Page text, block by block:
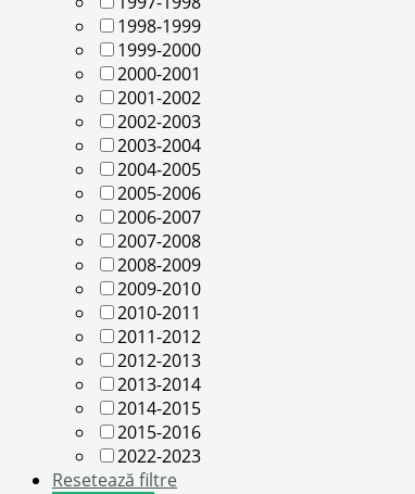
1998-1999
1999-2000
2000-2001
2001-2002
2002-2003
2003-2004
2004-2005
2005-2006
2006-2007
2007-2008
2008-2009
2009-2010
2010-2011
2011-2012
2012-2013
2013-2014
2014-2015
2015-2016
2022-2023
Resetează filtre